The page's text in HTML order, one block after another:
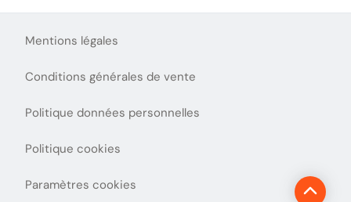
Mentions légales
Conditions générales de vente
Politique données personnelles
Politique cookies
Paramètres cookies